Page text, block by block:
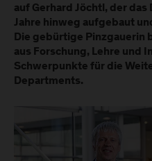
auf Gerhard Jöchtl, der
Jahre hinweg aufgebaut
Die gebürtige Pinzgauerin
aus Forschung, Lehre und
Schwerpunkte für die
Departments.